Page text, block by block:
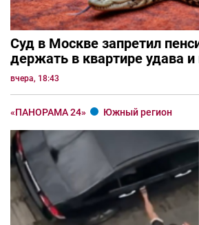
Суд в Москве запретил
держать в квартире удава и
вчера, 18:43
«ПАНОРАМА 24» Южный регион